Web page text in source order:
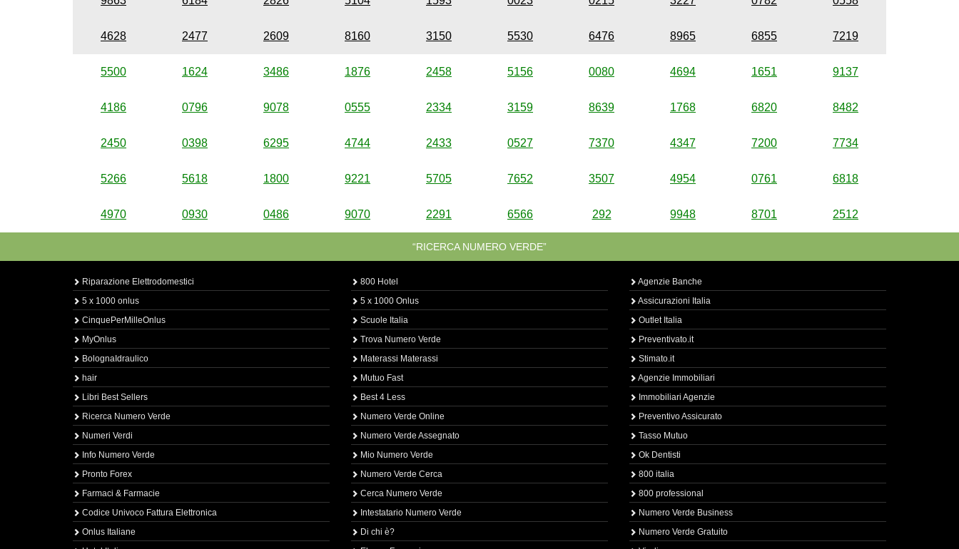
4628 2477 2609 8160 3150 5530 6476 8965 6855 7219
5500 1624 3486 1876 2458 5156 0080 4694 1651 9137
4186 0796 9078 0555 2334 3159 8639 1768 6820 8482
2450 0398 6295 4744 2433 0527 7370 4347 7200 7734
5266 5618 1800 9221 5705 7652 3507 4954 0761 6818
4970 0930 0486 9070 2291 6566 292 9948 8701 2512
“RICERCA NUMERO VERDE”
Riparazione Elettrodomestici
5 x 1000 onlus
CinquePerMilleOnlus
MyOnlus
BolognaIdraulico
hair
Libri Best Sellers
Ricerca Numero Verde
Numeri Verdi
Info Numero Verde
Pronto Forex
Farmaci & Farmacie
Codice Univoco Fattura Elettronica
Onlus Italiane
800 Hotel
5 x 1000 Onlus
Scuole Italia
Trova Numero Verde
Materassi Materassi
Mutuo Fast
Best 4 Less
Numero Verde Online
Numero Verde Assegnato
Mio Numero Verde
Numero Verde Cerca
Cerca Numero Verde
Intestatario Numero Verde
Di chi è?
Agenzie Banche
Assicurazioni Italia
Outlet Italia
Preventivato.it
Stimato.it
Agenzie Immobiliari
Immobiliari Agenzie
Preventivo Assicurato
Tasso Mutuo
Ok Dentisti
800 italia
800 professional
Numero Verde Business
Numero Verde Gratuito